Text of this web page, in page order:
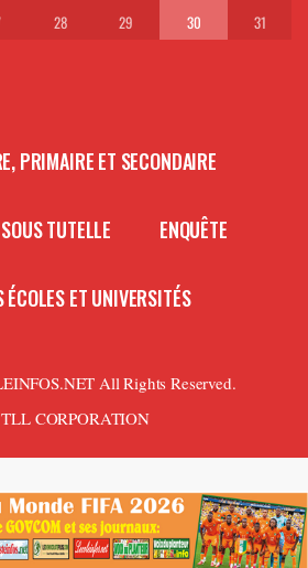
28 29 30
31
PRIMAIRE ET SECONDAIRE
TUTELLE ENQUÊTE
ÉCOLES ET UNIVERSITÉS
All Rights Reserved.
TLL CORPORATION